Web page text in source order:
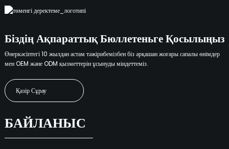
Біздің Ақпараттық Бюллетеньге Қосылыңыз
Өнеркәсіптегі 10 жылдан астам тәжірибемізбен біз әрқашан жоғары сапалы өнімдер
мен OEM және ODM қызметтерін ұсынуды міндеттеміз.
Қазір Сұрау
БАЙЛАНЫС